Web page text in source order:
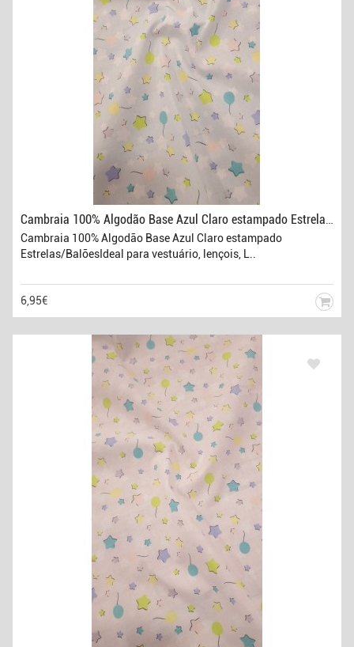
Cambraia 100% Algodão Base Azul Claro estampado Estrelas/Balões
Cambraia 100% Algodão Base Azul Claro estampado
Estrelas/BalõesIdeal para vestuário, lençois, L..
6,95€